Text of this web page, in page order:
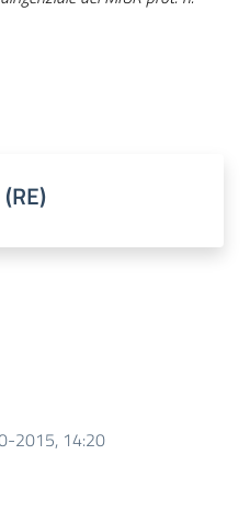
2015, 14:20